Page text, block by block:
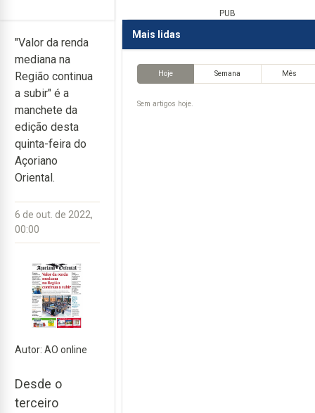
"Valor da renda
mediana na
Região continua
a subir" é a
manchete da
edição desta
quinta-feira do
Açoriano
Oriental.
6 de out. de 2022,
00:00
Autor: AO online
Desde o
terceiro
PUB
Mais lidas
Hoje Semana Mês
Sem artigos hoje.